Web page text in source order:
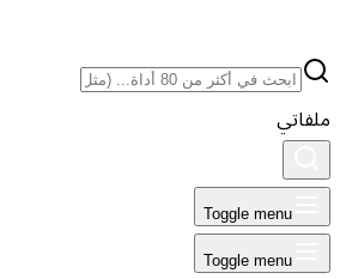
ملفاتي
Toggle menu
Toggle menu